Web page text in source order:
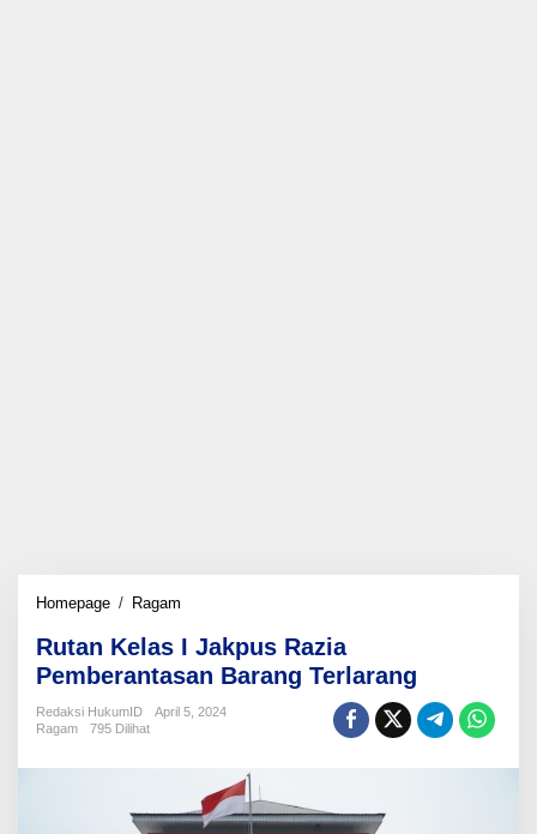
Homepage / Ragam
Jakpus
Razia
Pemberantasan
Rutan Kelas I Jakpus Razia
Pemberantasan Barang Terlarang
Redaksi HukumID
April 5, 2024
Ragam
795 Dilihat